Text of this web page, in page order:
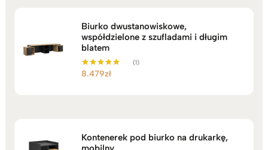
Biurko dwustanowiskowe,
współdzielone z szufladami i długim
blatem
Oceniono
(1)
8.479zł
Kontenerek pod biurko na drukarkę,